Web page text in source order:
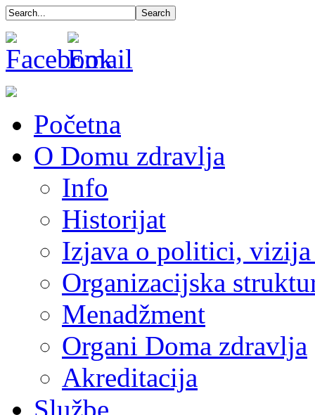
Početna
O Domu zdravlja
Info
Historijat
Izjava o politici,
Organizacijska
Menadžment
Organi Doma zdravlja
Akreditacija